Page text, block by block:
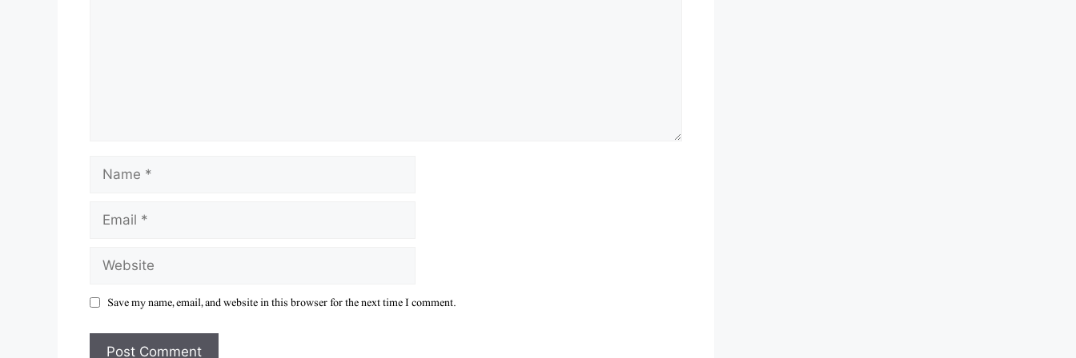
Name
Email
Website
Save my name, email, and website in this browser for the next time I comment.